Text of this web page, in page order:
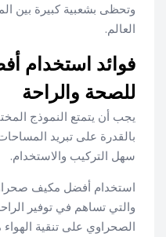
وتحظى بشعبية كبيرة بين
العالم.
فوائد استخدام
للصحة والراحة
يجب أن يتمتع النموذج
بالقدرة على تبريد
سهل التركيب والاستخدام.
استخدام أفضل مكيف
والتي تساهم في توفير
الصحراوي على تنقية